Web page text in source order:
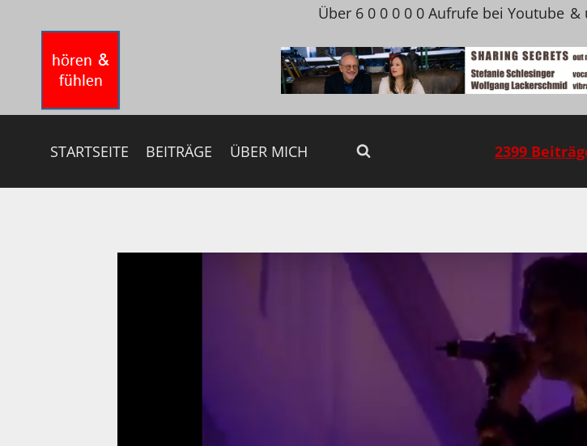
springen
Über 6 0 0 0 0 0 Aufrufe bei Youtube &
STARTSEITE BEITRÄGE ÜBER MICH 2399